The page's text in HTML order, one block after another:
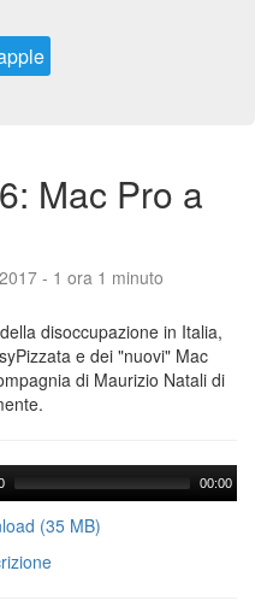
Mac Pro a
- 1 ora 1 minuto
disoccupazione in Italia,
e dei "nuovi" Mac
di Maurizio Natali di
00:00
(35 MB)